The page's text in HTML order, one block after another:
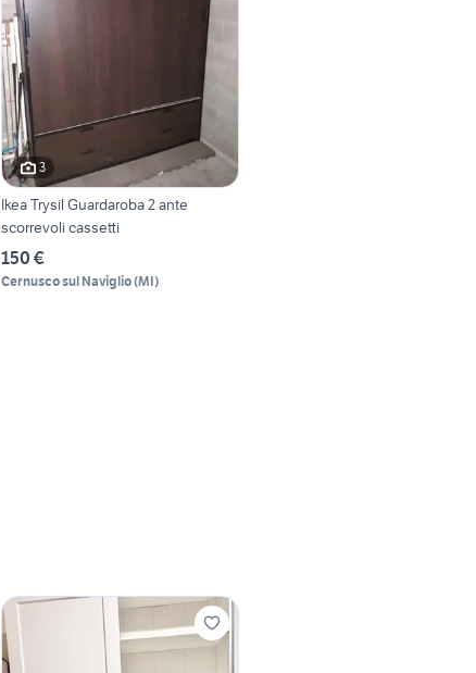
3
Ikea Trysil Guardaroba 2 ante
scorrevoli cassetti
150 €
Cernusco sul Naviglio(MI)